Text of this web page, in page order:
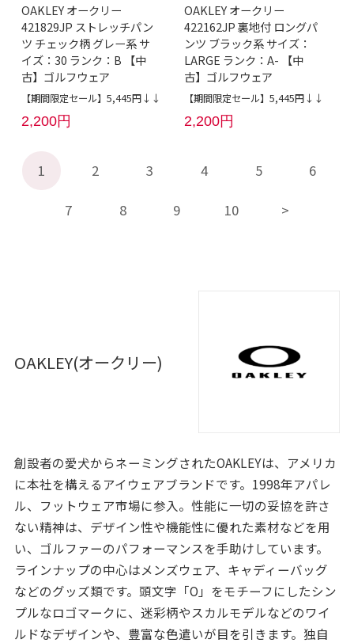
OAKLEY オークリー
421829JP ストレッチパン
ツ チェック柄 グレー系 サ
イズ：30 ランク：B 【中
古】ゴルフウェア
【期間限定セール】5,445円↓↓
2,200円
OAKLEY オークリー
422162JP 裏地付 ロングパ
ンツ ブラック系 サイズ：
LARGE ランク：A- 【中
古】ゴルフウェア
【期間限定セール】5,445円↓↓
2,200円
1 2 3 4 5 6
7 8 9 10
OAKLEY(オークリー)
創設者の愛犬からネーミングされたOAKLEYは、アメリカ
に本社を構えるアイウェアブランドです。1998年アパレ
ル、フットウェア市場に参入。性能に一切の妥協を許さ
ない精神は、デザイン性や機能性に優れた素材などを用
い、ゴルファーのパフォーマンスを手助けしています。
ラインナップの中心はメンズウェア、キャディーバッグ
などのグッズ類です。頭文字「O」をモチーフにしたシン
プルなロゴマークに、迷彩柄やスカルモデルなどのワイ
ルドなデザインや、豊富な色遣いが目を引きます。独自